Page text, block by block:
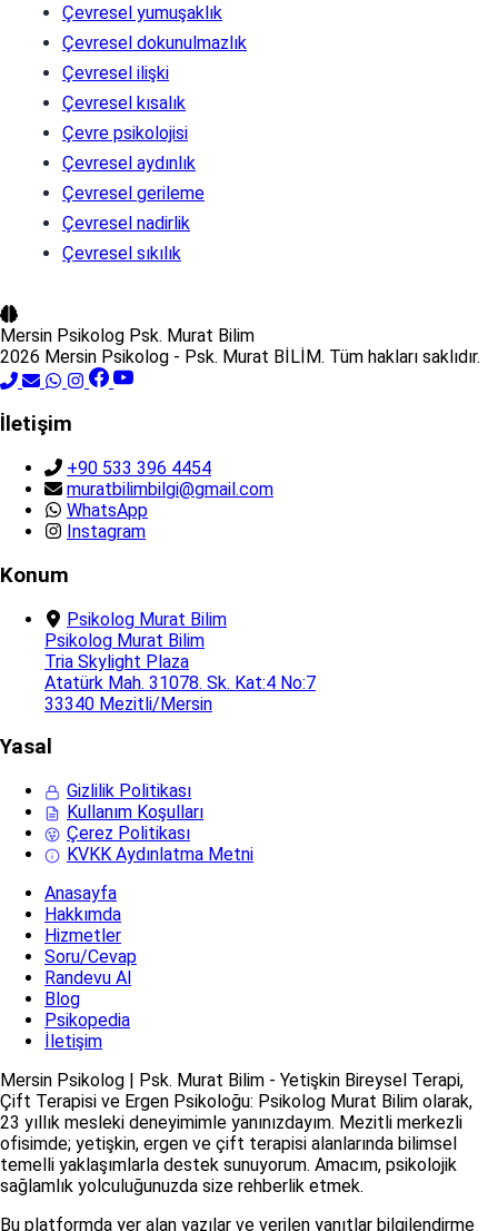
Çevresel yumuşaklık
Çevresel dokunulmazlık
Çevresel ilişki
Çevresel kısalık
Çevre psikolojisi
Çevresel aydınlık
Çevresel gerileme
Çevresel nadirlik
Çevresel sıkılık
Mersin Psikolog Psk. Murat Bilim
2026 Mersin Psikolog - Psk. Murat BİLİM. Tüm hakları saklıdır.
İletişim
+90 533 396 4454
muratbilimbilgi@gmail.com
WhatsApp
Instagram
Konum
Psikolog Murat Bilim
Psikolog Murat Bilim
Tria Skylight Plaza
Atatürk Mah. 31078. Sk. Kat:4 No:7
33340 Mezitli/Mersin
Yasal
Gizlilik Politikası
Kullanım Koşulları
Çerez Politikası
KVKK Aydınlatma Metni
Anasayfa
Hakkımda
Hizmetler
Soru/Cevap
Randevu Al
Blog
Psikopedia
İletişim
Mersin Psikolog | Psk. Murat Bilim - Yetişkin Bireysel Terapi,
Çift Terapisi ve Ergen Psikoloğu: Psikolog Murat Bilim olarak,
23 yıllık mesleki deneyimimle yanınızdayım. Mezitli merkezli
ofisimde; yetişkin, ergen ve çift terapisi alanlarında bilimsel
temelli yaklaşımlarla destek sunuyorum. Amacım, psikolojik
sağlamlık yolculuğunuzda size rehberlik etmek.
Bu platformda yer alan yazılar ve verilen yanıtlar bilgilendirme